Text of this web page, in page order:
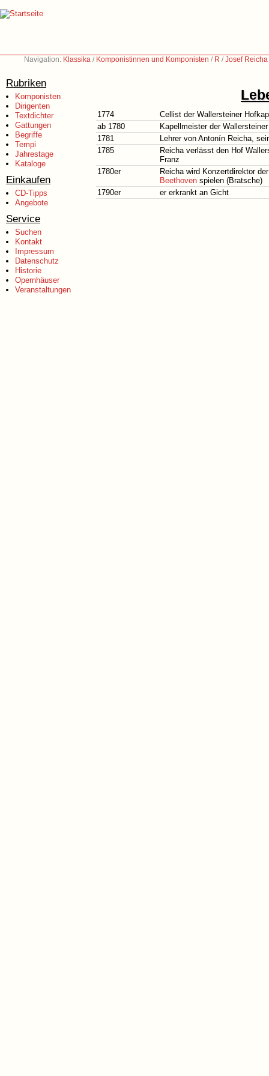
Navigation: Klassika / Komponistinnen und Komponisten / R /Josef
Rubriken
Komponisten
Dirigenten
Textdichter
Gattungen
Begriffe
Tempi
Jahrestage
Kataloge
Einkaufen
CD-Tipps
Angebote
Service
Suchen
Kontakt
Impressum
Datenschutz
Historie
Opernhäuser
Veranstaltungen
1774
Cellist der Wallersteiner
ab 1780
Kapellmeister der
1781
Lehrer von Antonín Reicha,
1785
Reicha verlässt den Hof
Franz
1780er
Reicha wird Konzertdirektor
Beethoven spielen (Bratsche)
1790er
er erkrankt an Gicht